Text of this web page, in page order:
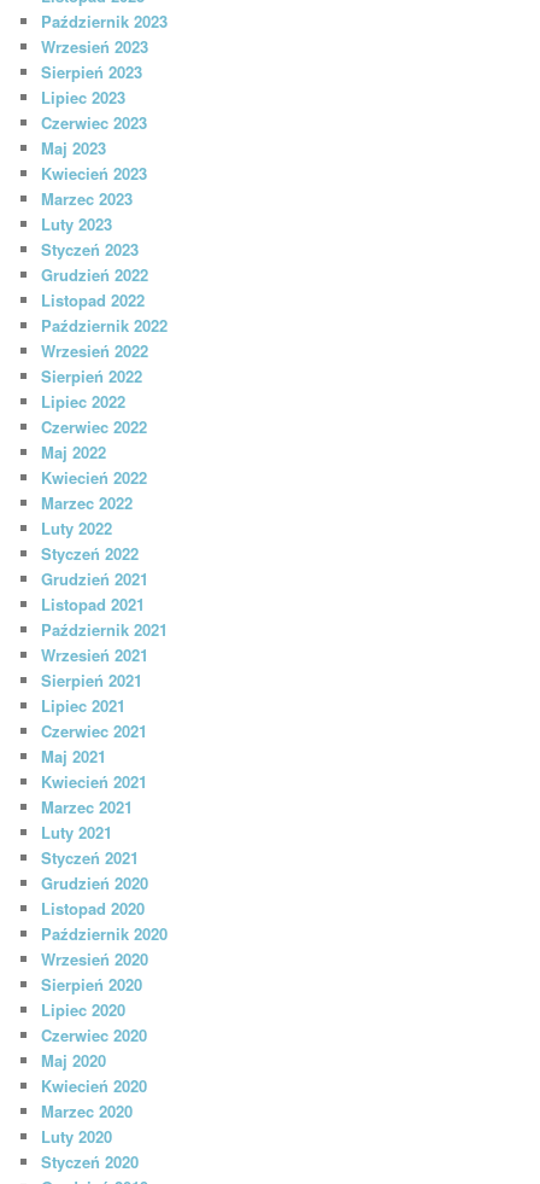
Październik 2023
Wrzesień 2023
Sierpień 2023
Lipiec 2023
Czerwiec 2023
Maj 2023
Kwiecień 2023
Marzec 2023
Luty 2023
Styczeń 2023
Grudzień 2022
Listopad 2022
Październik 2022
Wrzesień 2022
Sierpień 2022
Lipiec 2022
Czerwiec 2022
Maj 2022
Kwiecień 2022
Marzec 2022
Luty 2022
Styczeń 2022
Grudzień 2021
Listopad 2021
Październik 2021
Wrzesień 2021
Sierpień 2021
Lipiec 2021
Czerwiec 2021
Maj 2021
Kwiecień 2021
Marzec 2021
Luty 2021
Styczeń 2021
Grudzień 2020
Listopad 2020
Październik 2020
Wrzesień 2020
Sierpień 2020
Lipiec 2020
Czerwiec 2020
Maj 2020
Kwiecień 2020
Marzec 2020
Luty 2020
Styczeń 2020